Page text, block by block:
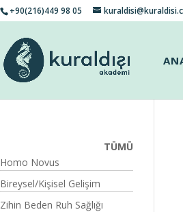
+90(216)449 98 05
TÜMÜ
Homo Novus
Bireysel/Kişisel Gelişim
Zihin Beden Ruh Sağlığı